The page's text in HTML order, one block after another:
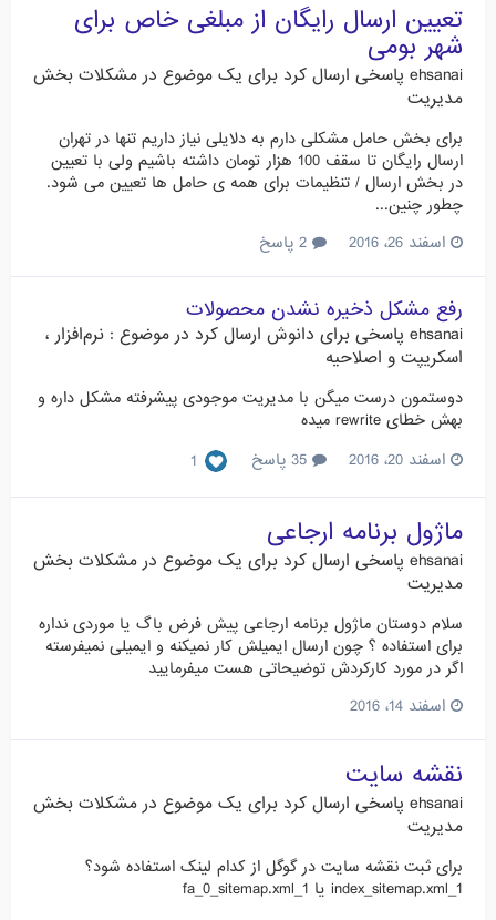
تعیین ارسال رایگان از مبلغی خاص برای
شهر بومی
ehsanai پاسخی ارسال کرد برای یک موضوع در مشکلات بخش
مدیریت
برای بخش حامل مشکلی دارم به دلایلی نیاز داریم تنها در تهران
ارسال رایگان تا سقف 100 هزار تومان داشته باشیم ولی با تعیین
در بخش ارسال / تنظیمات برای همه ی حامل ها تعیین می شود.
چطور چنین...
اسفند 26، 2016
رفع مشکل ذخیره نشدن محصولات
ehsanai پاسخی برای دانوش ارسال کرد در موضوع : نرم‌افزار ،
اسکریپت و اصلاحیه
دوستمون درست میگن با مدیریت موجودی پیشرفته مشکل داره و
بهش خطای rewrite میده
اسفند 20، 2016
1
ماژول برنامه ارجاعی
ehsanai پاسخی ارسال کرد برای یک موضوع در مشکلات بخش
مدیریت
سلام دوستان ماژول برنامه ارجاعی پیش فرض باگ یا موردی نداره
برای استفاده ؟ چون ارسال ایمیلش کار نمیکنه و ایمیلی نمیفرسته
اگر در مورد کارکردش توضیحاتی هست میفرمایید
اسفند 14، 2016
نقشه سایت
ehsanai پاسخی ارسال کرد برای یک موضوع در مشکلات بخش
مدیریت
برای ثبت نقشه سایت در گوگل از کدام لینک استفاده شود؟
1_index_sitemap.xml یا 1_fa_0_sitemap.xml